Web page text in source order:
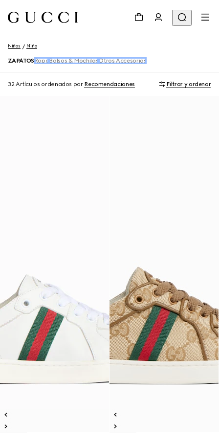
Niños Niña
ZAPATOS Ropa Bolsos & Mochilas Otros Accesorios
32 Artículos ordenados por Recomendaciones Filtrar y ordenar